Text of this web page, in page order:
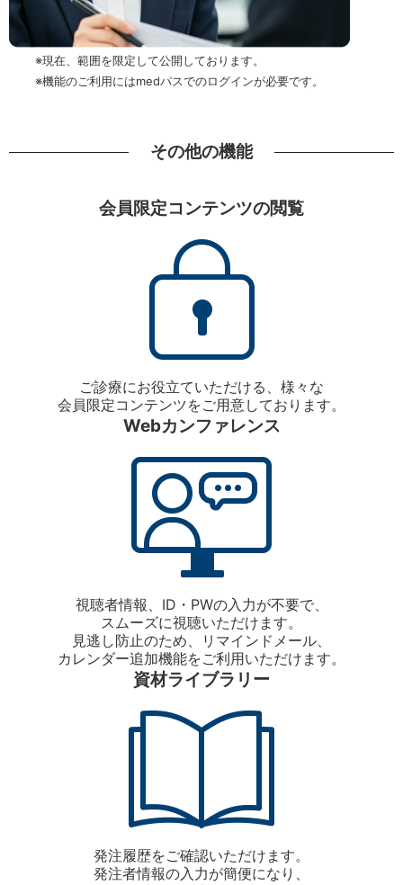
※現在、範囲を限定して公開しております。
※機能のご利用にはmedパスでのログインが必要です。
その他の機能
会員限定コンテンツの閲覧
ご診療にお役立ていただける、様々な
会員限定コンテンツをご用意しております。
Webカンファレンス
視聴者情報、ID・PWの入力が不要で、
スムーズに視聴いただけます。
見逃し防止のため、リマインドメール、
カレンダー追加機能をご利用いただけます。
資材ライブラリー
発注履歴をご確認いただけます。
発注者情報の入力が簡便になり、